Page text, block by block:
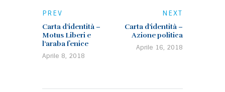
PREV
Carta d’identità –
Motus Liberi e
l’araba fenice
Aprile 8, 2018
NEXT
Carta d’identità –
Azione politica
Aprile 16, 2018